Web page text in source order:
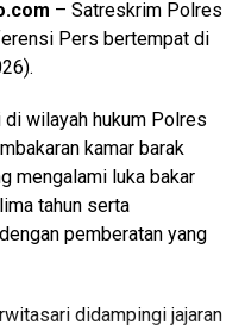
kecamatan pemerintah
hingga
menjadi kunci agar
sosial dapat dideteksi
dan tepat, ” katanya.
kegiatan tersebut Tim
juga memperkuat
– Satreskrim Polres
Pers bertempat di
wilayah hukum Polres
kamar barak
mengalami luka bakar
tahun serta
pemberatan yang
didampingi jajaran